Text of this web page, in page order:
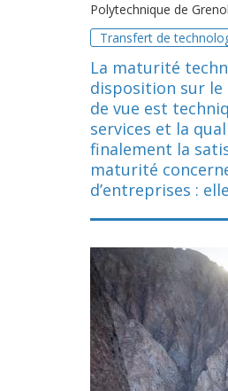
Polytechnique de
Transfert de
La maturité
disposition sur le
de vue est
services et la
finalement la
maturité
d’entreprises :